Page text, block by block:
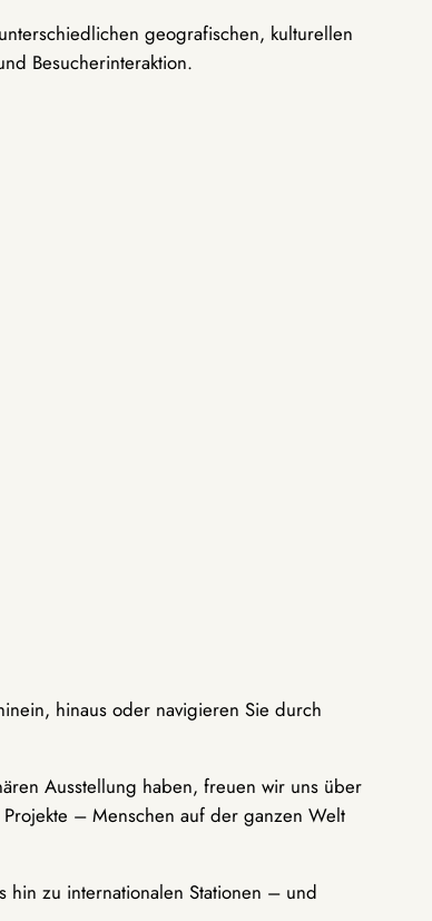
geografischen, kulturellen
Besucherinteraktion.
hinaus oder navigieren Sie durch
Ausstellung haben, freuen wir uns über
– Menschen auf der ganzen Welt
hin zu internationalen Stationen – und